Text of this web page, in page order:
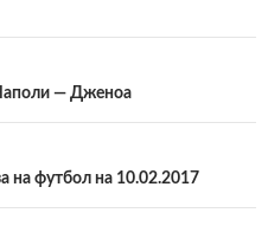
— Дженоа
на футбол на 10.02.2017